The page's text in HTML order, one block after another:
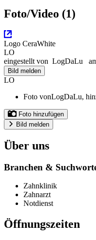
Foto/Video (1)
Logo CeraWhite
LO
eingestellt von LogDaLu
Bild melden
LO
Foto vonLogDaLu,
Foto hinzufügen
Bild melden
Über uns
Branchen &
Zahnklinik
Zahnarzt
Notdienst
Öffnungszeiten